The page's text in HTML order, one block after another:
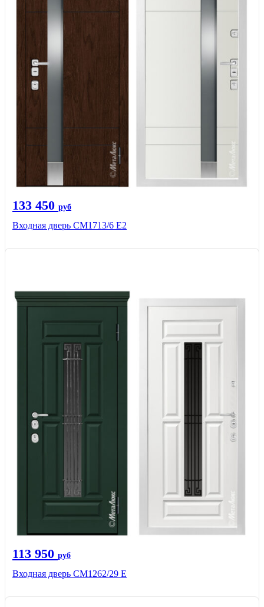
133 450 руб
Входная дверь CМ1713/6 E2
113 950 руб
Входная дверь СМ1262/29 E